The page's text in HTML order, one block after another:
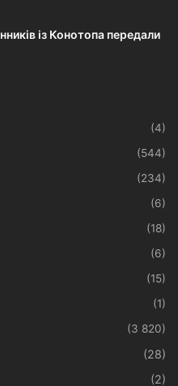
із Конотопа передали
(4)
(544)
(234)
(6)
(18)
(6)
(15)
(1)
(3 820)
(28)
(2)